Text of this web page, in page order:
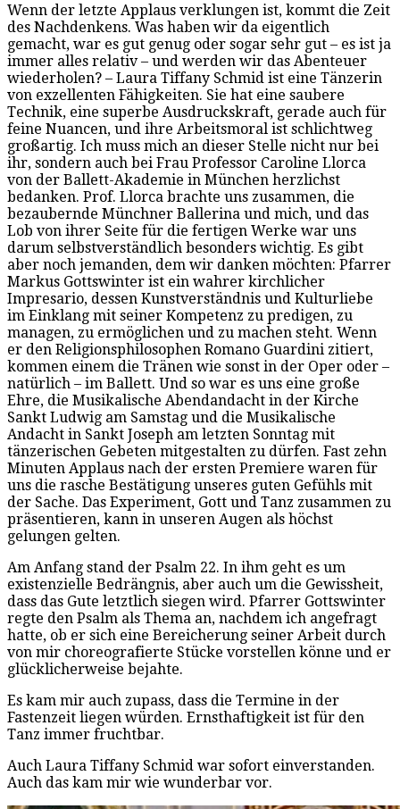
Wenn der letzte Applaus verklungen ist, kommt die Zeit
des Nachdenkens. Was haben wir da eigentlich
gemacht, war es gut genug oder sogar sehr gut – es ist ja
immer alles relativ – und werden wir das Abenteuer
wiederholen? – Laura Tiffany Schmid ist eine Tänzerin
von exzellenten Fähigkeiten. Sie hat eine saubere
Technik, eine superbe Ausdruckskraft, gerade auch für
feine Nuancen, und ihre Arbeitsmoral ist schlichtweg
großartig. Ich muss mich an dieser Stelle nicht nur bei
ihr, sondern auch bei Frau Professor Caroline Llorca
von der Ballett-Akademie in München herzlichst
bedanken. Prof. Llorca brachte uns zusammen, die
bezaubernde Münchner Ballerina und mich, und das
Lob von ihrer Seite für die fertigen Werke war uns
darum selbstverständlich besonders wichtig. Es gibt
aber noch jemanden, dem wir danken möchten: Pfarrer
Markus Gottswinter ist ein wahrer kirchlicher
Impresario, dessen Kunstverständnis und Kulturliebe
im Einklang mit seiner Kompetenz zu predigen, zu
managen, zu ermöglichen und zu machen steht. Wenn
er den Religionsphilosophen Romano Guardini zitiert,
kommen einem die Tränen wie sonst in der Oper oder –
natürlich – im Ballett. Und so war es uns eine große
Ehre, die Musikalische Abendandacht in der Kirche
Sankt Ludwig am Samstag und die Musikalische
Andacht in Sankt Joseph am letzten Sonntag mit
tänzerischen Gebeten mitgestalten zu dürfen. Fast zehn
Minuten Applaus nach der ersten Premiere waren für
uns die rasche Bestätigung unseres guten Gefühls mit
der Sache. Das Experiment, Gott und Tanz zusammen zu
präsentieren, kann in unseren Augen als höchst
gelungen gelten.
Am Anfang stand der Psalm 22. In ihm geht es um
existenzielle Bedrängnis, aber auch um die Gewissheit,
dass das Gute letztlich siegen wird. Pfarrer Gottswinter
regte den Psalm als Thema an, nachdem ich angefragt
hatte, ob er sich eine Bereicherung seiner Arbeit durch
von mir choreografierte Stücke vorstellen könne und er
glücklicherweise bejahte.
Es kam mir auch zupass, dass die Termine in der
Fastenzeit liegen würden. Ernsthaftigkeit ist für den
Tanz immer fruchtbar.
Auch Laura Tiffany Schmid war sofort einverstanden.
Auch das kam mir wie wunderbar vor.